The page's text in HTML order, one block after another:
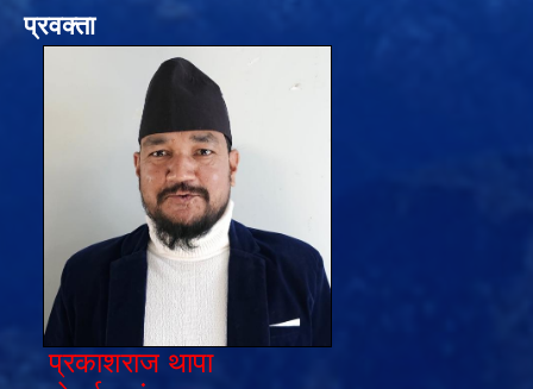
प्रवक्ता
प्रकाशराज थापा